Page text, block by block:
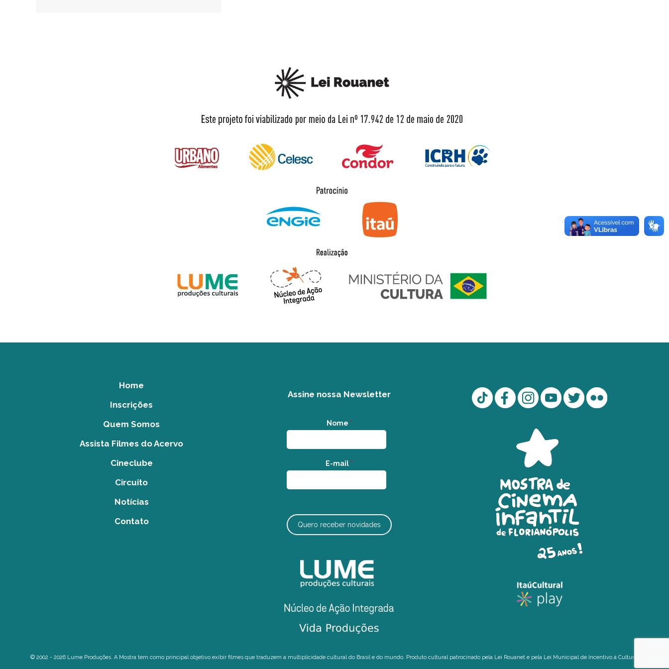
Home
Inscrições
Quem Somos
Assista Filmes do Acervo
Cineclube
Circuito
Notícias
Contato
Assine nossa Newsletter
Nome *
E-mail *
Quero receber novidades